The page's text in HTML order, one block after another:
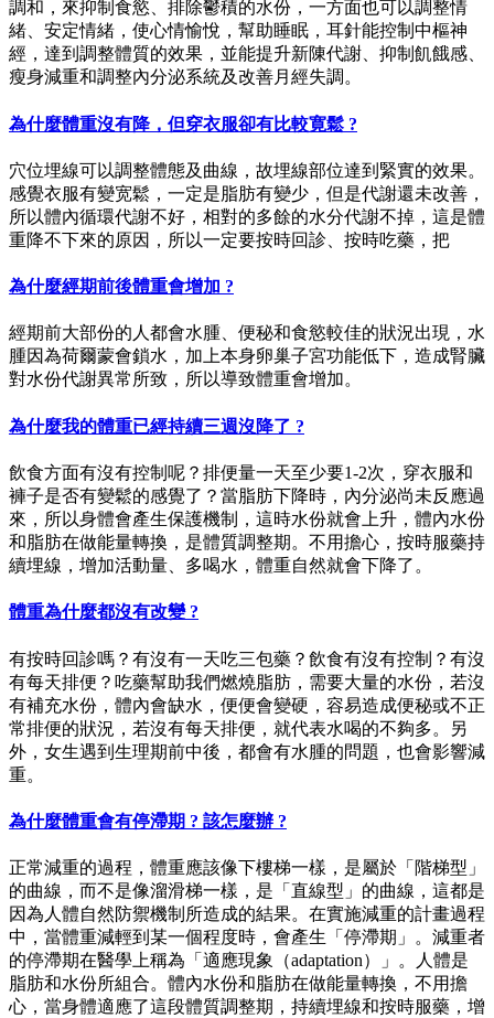
調和，來抑制食慾、排除鬱積的水份，一方面也可以調整情
緒、安定情緒，使心情愉悅，幫助睡眠，耳針能控制中樞神
經，達到調整體質的效果，並能提升新陳代謝、抑制飢餓感、
瘦身減重和調整內分泌系統及改善月經失調。
為什麼體重沒有降，但穿衣服卻有比較寛鬆 ?
穴位埋線可以調整體態及曲線，故埋線部位達到緊實的效果。
感覺衣服有變宽鬆，一定是脂肪有變少，但是代謝還未改善，
所以體內循環代謝不好，相對的多餘的水分代謝不掉，這是體
重降不下來的原因，所以一定要按時回診、按時吃藥，把
為什麼經期前後體重會增加 ?
經期前大部份的人都會水腫、便秘和食慾較佳的狀況出現，水
腫因為荷爾蒙會鎖水，加上本身卵巢子宮功能低下，造成腎臟
對水份代謝異常所致，所以導致體重會增加。
為什麼我的體重已經持續三週沒降了 ?
飲食方面有沒有控制呢？排便量一天至少要1-2次，穿衣服和
褲子是否有變鬆的感覺了？當脂肪下降時，內分泌尚未反應過
來，所以身體會產生保護機制，這時水份就會上升，體內水份
和脂肪在做能量轉換，是體質調整期。不用擔心，按時服藥持
續埋線，增加活動量、多喝水，體重自然就會下降了。
體重為什麼都沒有改變 ?
有按時回診嗎？有沒有一天吃三包藥？飲食有沒有控制？有沒
有每天排便？吃藥幫助我們燃燒脂肪，需要大量的水份，若沒
有補充水份，體內會缺水，便便會變硬，容易造成便秘或不正
常排便的狀況，若沒有每天排便，就代表水喝的不夠多。另
外，女生遇到生理期前中後，都會有水腫的問題，也會影響減
重。
為什麼體重會有停滯期 ? 該怎麼辦 ?
正常減重的過程，體重應該像下樓梯一樣，是屬於「階梯型」
的曲線，而不是像溜滑梯一樣，是「直線型」的曲線，這都是
因為人體自然防禦機制所造成的結果。在實施減重的計畫過程
中，當體重減輕到某一個程度時，會產生「停滯期」。減重者
的停滯期在醫學上稱為「適應現象（adaptation）」。人體是
脂肪和水份所組合。體內水份和脂肪在做能量轉換，不用擔
心，當身體適應了這段體質調整期，持續埋線和按時服藥，增